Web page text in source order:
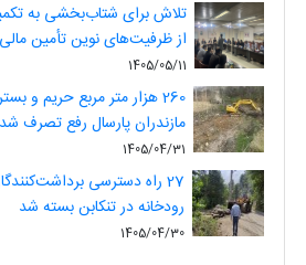
تلاش برای شتاب‌بخشی به
از ظرفیت‌های نوین تأمین مالی
1405/05/11
260 هزار متر مربع حریم و
مازندران پارسال رفع تصرف شد
1405/04/31
27 راه دسترسی
رودخانه در تنکابن بسته شد
1405/04/30